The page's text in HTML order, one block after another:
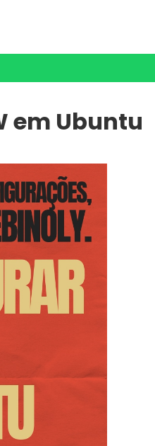
em Ubuntu